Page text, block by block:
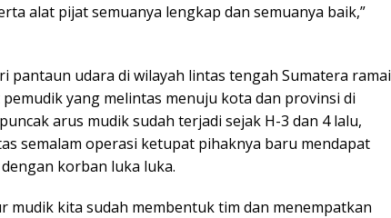
alat pijat semuanya lengkap dan semuanya baik,”
pantaun udara di wilayah lintas tengah Sumatera ramai
yang melintas menuju kota dan provinsi di
arus mudik sudah terjadi sejak H-3 dan 4 lalu,
semalam operasi ketupat pihaknya baru mendapat
korban luka luka.
mudik kita sudah membentuk tim dan menempatkan